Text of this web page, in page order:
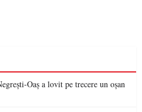
Oaș a lovit pe trecere un oșan